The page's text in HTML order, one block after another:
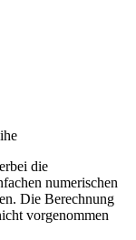
die
numerischen
Die Berechnung
vorgenommen